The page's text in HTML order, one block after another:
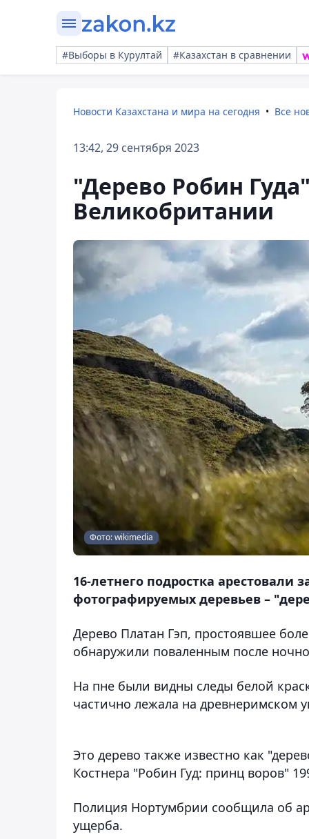
#Выборы в Курултай #Казахстан в сравнении
Новости Казахстана и мира на сегодня Все
13:42, 29 сентября 2023
"Дерево Робин
Великобритании
Фото: wikimedia
16-летнего подростка арестовали
фотографируемых деревьев –
Дерево Платан Гэп, простоявшее
обнаружили поваленным после
На пне были видны следы белой
частично лежала на древнеримском
Это дерево также известно как
Костнера "Робин Гуд: принц воров"
Полиция Нортумбрии сообщила об
ущерба.